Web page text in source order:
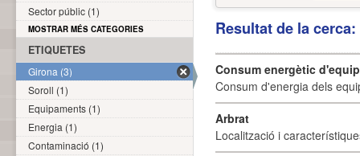
Resultat de la
Consum energètic
Consum d'energia dels
Arbrat
Localització i
Sector públic (1)
MOSTRAR MÉS CATEGORIES
ETIQUETES
Girona (3)
Soroll (1)
Equipaments (1)
Energia (1)
Contaminació (1)